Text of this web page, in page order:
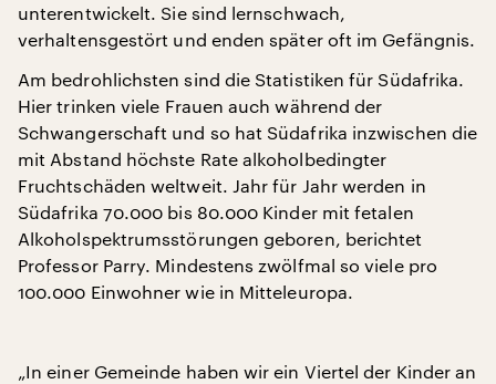
unterentwickelt. Sie sind lernschwach,
verhaltensgestört und enden später oft im Gefängnis.
Am bedrohlichsten sind die Statistiken für Südafrika.
Hier trinken viele Frauen auch während der
Schwangerschaft und so hat Südafrika inzwischen die
mit Abstand höchste Rate alkoholbedingter
Fruchtschäden weltweit. Jahr für Jahr werden in
Südafrika 70.000 bis 80.000 Kinder mit fetalen
Alkoholspektrumsstörungen geboren, berichtet
Professor Parry. Mindestens zwölfmal so viele pro
100.000 Einwohner wie in Mitteleuropa.
„In einer Gemeinde haben wir ein Viertel der Kinder an